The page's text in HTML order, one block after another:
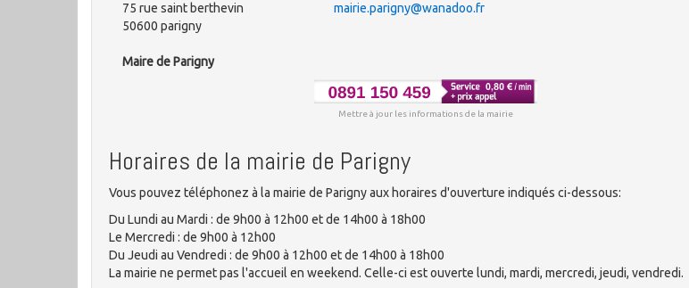
75 rue saint berthevin
50600 parigny
Maire de Parigny
mairie.parigny@wanadoo.fr
Mettre à jour les informations de la mairie
Horaires de la mairie de Parigny
Vous pouvez téléphonez à la mairie de Parigny aux horaires d'ouverture indiqués ci-dessous:
Du Lundi au Mardi : de 9h00 à 12h00 et de 14h00 à 18h00
Le Mercredi : de 9h00 à 12h00
Du Jeudi au Vendredi : de 9h00 à 12h00 et de 14h00 à 18h00
La mairie ne permet pas l'accueil en weekend. Celle-ci est ouverte lundi, mardi, mercredi, jeudi, vendredi.